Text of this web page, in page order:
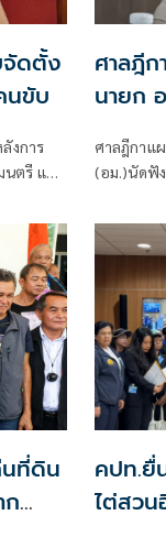
จัดตั้ง
นขับ
งการ
ตรี และ
หาเรื่อง
คยมีมติ
ศาลฎี
นายก
ศาลฎีกาแ
(อม.)นัดฟั
อบต.เมือ
แสดงทรัพ
ฝากธนา
ออมสิน
ทรัพย์สิน
นที่ดิน
ก
คปท.ยื่
ไต่สว